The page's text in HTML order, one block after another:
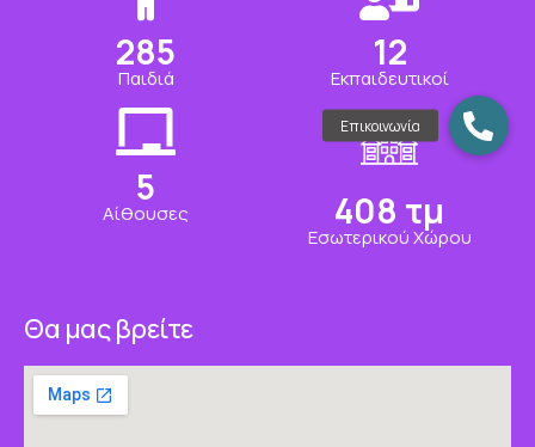
309
Παιδιά
13
Εκπαιδευτικοί
6
Αίθουσες 442τμ
Εσωτερικού Χώρου
Θα μας βρείτε